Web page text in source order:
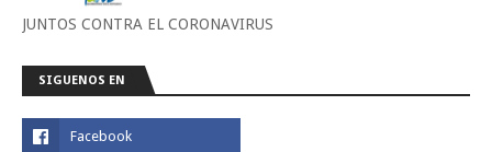
JUNTOS CONTRA EL CORONAVIRUS
SIGUENOS EN